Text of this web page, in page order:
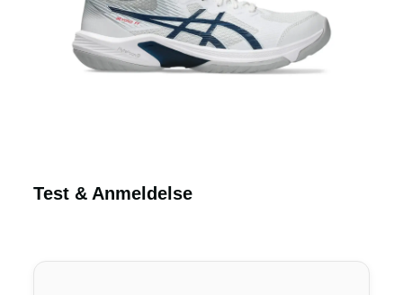
Test & Anmeldelse